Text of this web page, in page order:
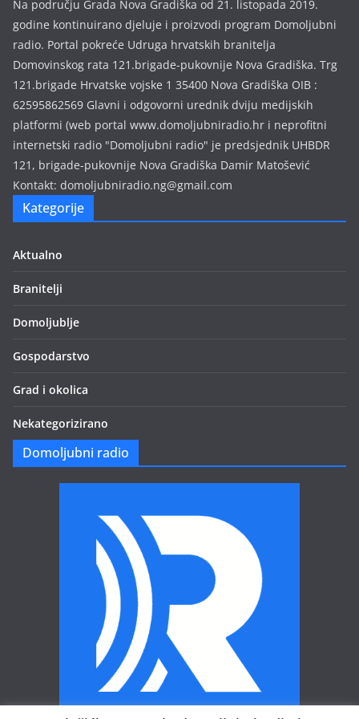
s
i
j
a
Na području Grada Nova Gradiška od 21. listopada 2019.
godine kontinuirano djeluje i proizvodi program Domoljubni
radio. Portal pokreće Udruga hrvatskih branitelja
Domovinskog rata 121.brigade-pukovnije Nova Gradiška. Trg
121.brigade Hrvatske vojske 1 35400 Nova Gradiška OIB :
62595862569 Glavni i odgovorni urednik dviju medijskih
platformi (web portal www.domoljubniradio.hr i neprofitni
internetski radio "Domoljubni radio" je predsjednik UHBDR
121, brigade-pukovnije Nova Gradiška Damir Matošević
Kontakt: domoljubniradio.ng@gmail.com
Kategorije
Aktualno
Branitelji
Domoljublje
Gospodarstvo
Grad i okolica
Nekategorizirano
Domoljubni radio